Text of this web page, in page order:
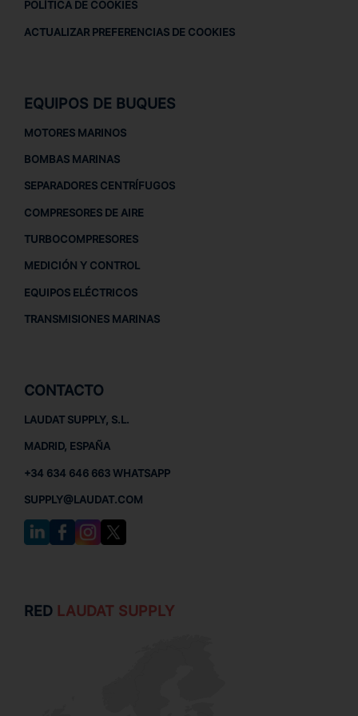
POLÍTICA DE COOKIES
ACTUALIZAR PREFERENCIAS DE COOKIES
EQUIPOS DE BUQUES
MOTORES MARINOS
BOMBAS MARINAS
SEPARADORES CENTRÍFUGOS
COMPRESORES DE AIRE
TURBOCOMPRESORES
MEDICIÓN Y CONTROL
EQUIPOS ELÉCTRICOS
TRANSMISIONES MARINAS
CONTACTO
LAUDAT SUPPLY, S.L.
MADRID, ESPAÑA
+34 634 646 663 WHATSAPP
SUPPLY@LAUDAT.COM
RED LAUDAT SUPPLY